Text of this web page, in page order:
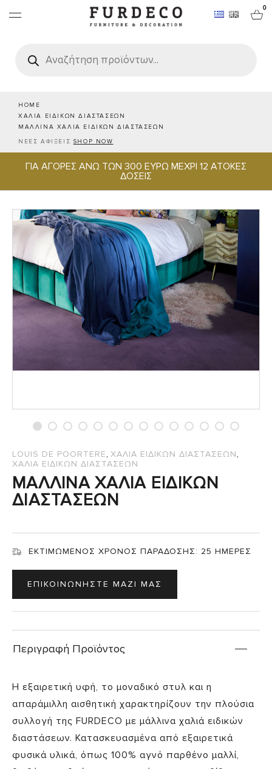
0
search
HOME
ΧΑΛΙΑ ΕΙΔΙΚΩΝ ΔΙΑΣΤΑΣΕΩΝ
ΜΑΛΛΙΝΑ ΧΑΛΙΑ ΕΙΔΙΚΩΝ ΔΙΑΣΤΑΣΕΩΝ
ΝΕΕΣ ΑΦΙΞΕΙΣ SHOP NOW
ΓΙΑ ΑΓΟΡΕΣ ΑΝΩ ΤΩΝ 300 ΕΥΡΩ ΜΕΧΡΙ 12 ΑΤΟΚΕΣ
ΔΟΣΕΙΣ
ΕΠΙΠΛΑ
ΧΑΛΙΑ
ΕΙΔΗ ΣΕΡΒΙΡΙΣΜΑΤΟΣ & ΦΙΛΟΞΕΝΙΑΣ
PROJECTS
LOUIS DE POORTERE, ΧΑΛΙΑ ΕΙΔΙΚΩΝ ΔΙΑΣΤΑΣΕΩΝ,
ΧΑΛΙΑ ΕΙΔΙΚΩΝ ΔΙΑΣΤΑΣΕΩΝ
ΜΑΛΛΙΝΑ ΧΑΛΙΑ ΕΙΔΙΚΩΝ
ΔΙΑΣΤΑΣΕΩΝ
ΕΚΤΙΜΩΜΕΝΟΣ ΧΡΟΝΟΣ ΠΑΡΑΔΟΣΗΣ: 25 ΗΜΕΡΕΣ
ΕΠΙΚΟΙΝΩΝΗΣΤΕ ΜΑΖΙ ΜΑΣ
Περιγραφή Προϊόντος
H εξαιρετική υφή, το μοναδικό στυλ και η
απαράμιλλη αισθητική χαρακτηρίζουν την πλούσια
συλλογή της FURDECO με μάλλινα χαλιά ειδικών
διαστάσεων. Κατασκευασμένα από εξαιρετικά
φυσικά υλικά, όπως 100% αγνό παρθένο μαλλί,